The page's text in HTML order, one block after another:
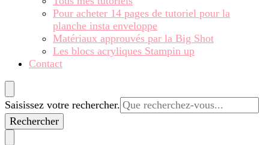
Pour acheter 14 pages de tutoriel pour la
planche insta enveloppe
Matériaux approuvés par la Big Shot
Les blocs acryliques Stampin up
Contact
Vous
recherchiez
quelque
Saisissez votre rechercher.